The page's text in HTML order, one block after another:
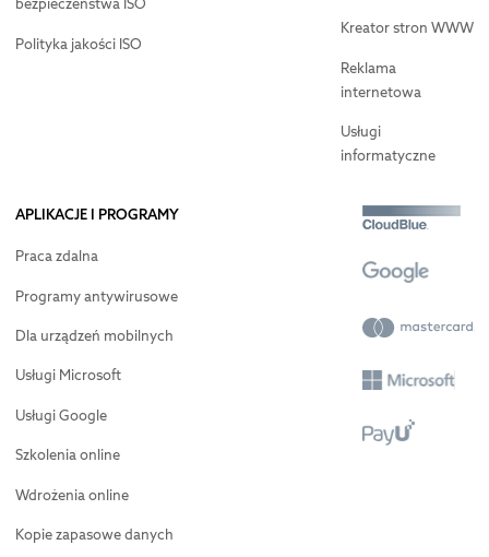
bezpieczeństwa ISO
Polityka jakości ISO
Kreator stron WWW
Reklama
internetowa
Usługi
informatyczne
APLIKACJE I PROGRAMY
Praca zdalna
Programy antywirusowe
Dla urządzeń mobilnych
Usługi Microsoft
Usługi Google
Szkolenia online
Wdrożenia online
Kopie zapasowe danych